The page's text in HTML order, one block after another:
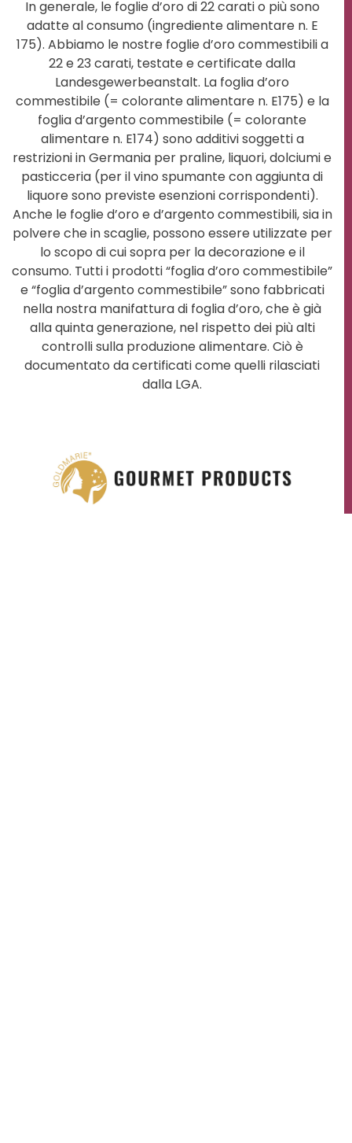
In generale, le foglie d’oro di 22 carati o più sono
adatte al consumo (ingrediente alimentare n. E
175). Abbiamo le nostre foglie d’oro commestibili a
22 e 23 carati, testate e certificate dalla
Landesgewerbeanstalt. La foglia d’oro
commestibile (= colorante alimentare n. E175) e la
foglia d’argento commestibile (= colorante
alimentare n. E174) sono additivi soggetti a
restrizioni in Germania per praline, liquori, dolciumi e
pasticceria (per il vino spumante con aggiunta di
liquore sono previste esenzioni corrispondenti).
Anche le foglie d’oro e d’argento commestibili, sia in
polvere che in scaglie, possono essere utilizzate per
lo scopo di cui sopra per la decorazione e il
consumo. Tutti i prodotti “foglia d’oro commestibile”
e “foglia d’argento commestibile” sono fabbricati
nella nostra manifattura di foglia d’oro, che è già
alla quinta generazione, nel rispetto dei più alti
controlli sulla produzione alimentare. Ciò è
documentato da certificati come quelli rilasciati
dalla LGA.